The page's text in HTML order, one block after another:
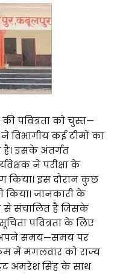
की पवित्रता को चुस्त—
विभागीय कई टीमों का
इसके अंतर्गत
ने परीक्षा के
किया। इस दौरान कुछ
किया। जानकारी के
से संचालित है जिसके
पवित्रता के लिए
अपने समय—समय पर
में मंगलवार को राज्य
अमरेश सिंह के साथ